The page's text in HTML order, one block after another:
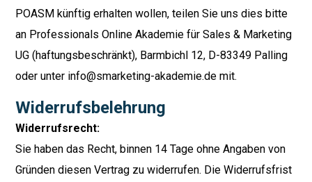
POASM künftig erhalten wollen, teilen Sie uns dies bitte
an Professionals Online Akademie für Sales & Marketing
UG (haftungsbeschränkt), Barmbichl 12, D-83349 Palling
oder unter info@smarketing-akademie.de mit.
Widerrufsbelehrung
Widerrufsrecht:
Sie haben das Recht, binnen 14 Tage ohne Angaben von
Gründen diesen Vertrag zu widerrufen. Die Widerrufsfrist